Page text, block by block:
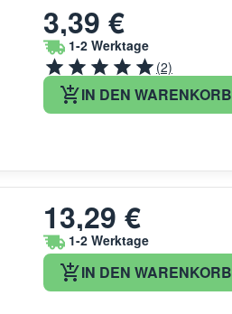
3,39 €
1-2 Werktage
(2)
IN DEN WARENKORB
13,29 €
1-2 Werktage
IN DEN WARENKORB